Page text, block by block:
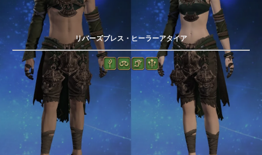
リバーズブレス・ヒーラーアタイア